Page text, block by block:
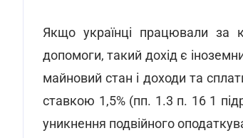
Якщо українці працювали за
допомоги, такий дохід є
майновий стан і доходи та
ставкою 1,5% (пп. 1.3 п. 16 1
уникнення подвійного